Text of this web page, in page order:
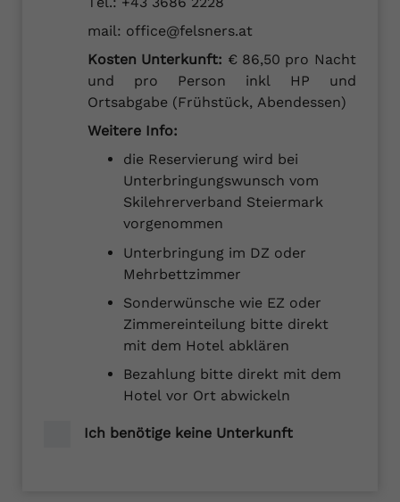
mail: office@felsners.at
Kosten Unterkunft: € 86,50 pro Nacht
und pro Person inkl HP und
Ortsabgabe (Frühstück, Abendessen)
Weitere Info:
die Reservierung wird bei
Unterbringungswunsch vom
Skilehrerverband Steiermark
vorgenommen
Unterbringung im DZ oder
Mehrbettzimmer
Sonderwünsche wie EZ oder
Zimmereinteilung bitte direkt
mit dem Hotel abklären
Bezahlung bitte direkt mit dem
Hotel vor Ort abwickeln
Ich benötige keine Unterkunft